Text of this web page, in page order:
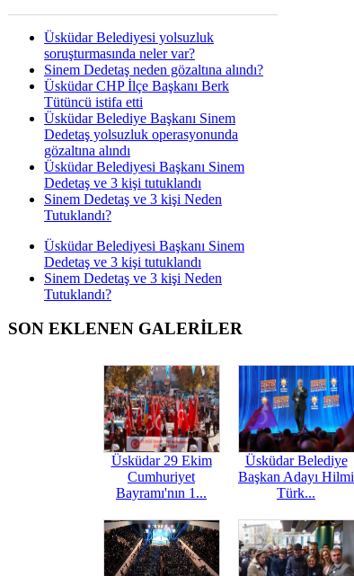
Üsküdar Belediyesi yolsuzluk
soruşturmasında neler var?
Sinem Dedetaş neden gözaltına alındı?
Üsküdar CHP İlçe Başkanı Berk
Tütüncü istifa etti
Üsküdar Belediye Başkanı Sinem
Dedetaş yolsuzluk operasyonunda
gözaltına alındı
Üsküdar Belediyesi Başkanı Sinem
Dedetaş ve 3 kişi tutuklandı
Sinem Dedetaş ve 3 kişi Neden
Tutuklandı?
Üsküdar Belediyesi Başkanı Sinem
Dedetaş ve 3 kişi tutuklandı
Sinem Dedetaş ve 3 kişi Neden
Tutuklandı?
SON EKLENEN GALERİLER
Üsküdar 29 Ekim
Cumhuriyet
Bayramı'nın 1...
Üsküdar Belediye
Başkan Adayı Hilmi
Türk...